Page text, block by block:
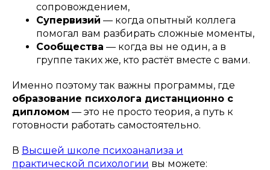
сопровождением,
Супервизий — когда опытный коллега
помогал вам разбирать сложные моменты,
Сообщества — когда вы не один, а в
группе таких же, кто растёт вместе с вами.
Именно поэтому так важны программы, где
образование психолога дистанционно с
дипломом — это не просто теория, а путь к
готовности работать самостоятельно.
В Высшей школе психоанализа и
практической психологии вы можете: